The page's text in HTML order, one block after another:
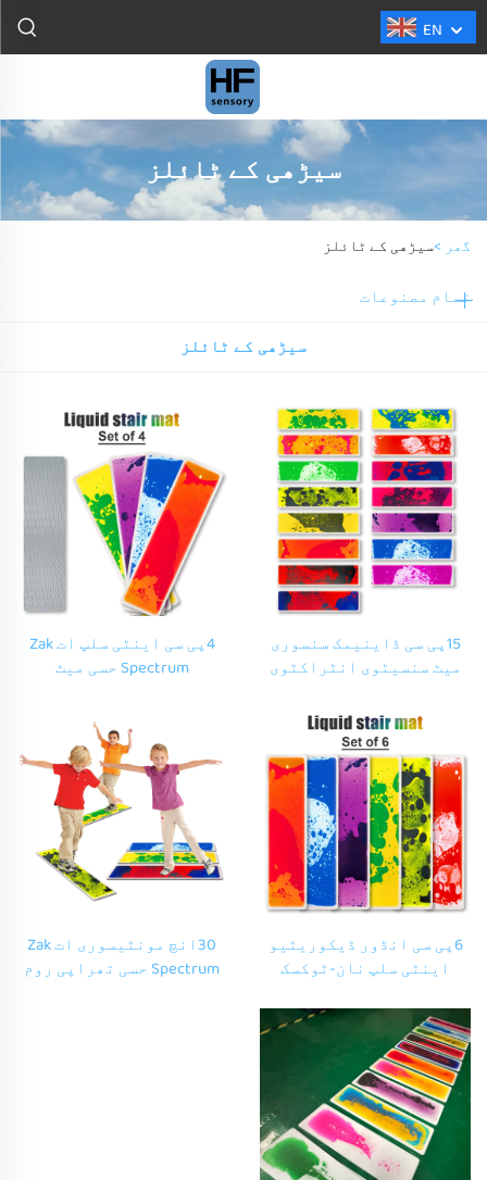
EN
سیڑھی کے ٹائلز
گھر >سیڑھی کے ٹائلز
تمام مصنوعات
سیڑھی کے ٹائلز
15پی سی ڈاینیمک سنسوری
میٹ سنسیٹوی انٹراکٹوی
لاوا 15 رنگ سٹائر لیکوئڈ
فلور ٹائیلز سیٹ
4پی سی اینٹی سلپ ات Zak
Spectrum حسی میٹ
تعلیمی طےین سٹائر میٹ
Spectrum بچوں کے لئے
6پی سی انڈور ڈیکوریٹیو
اینٹی سلپ نان-ٹوکسک
سٹائرکیس فلور میٹ حسی
Spectrum بچوں کے لئے
30انچ مونٹیسوری ات Zak
Spectrum حسی تھراپی روم